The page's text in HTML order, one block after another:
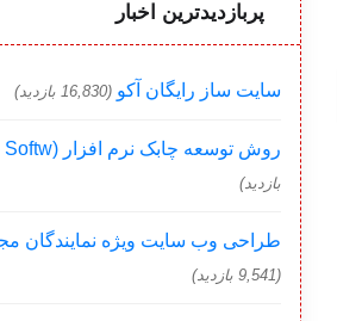
پربازدیدترین اخبار
سایت ساز رایگان آکو (16,830 بازدید)
روش توسعه چابک نرم افزار (Agile Softw...
بازدید)
طراحی وب سایت ویژه نمایندگان
(9,541 بازدید)